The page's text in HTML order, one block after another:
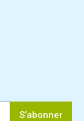
S’abonner